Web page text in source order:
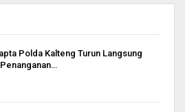
Polda Kalteng Turun Langsung